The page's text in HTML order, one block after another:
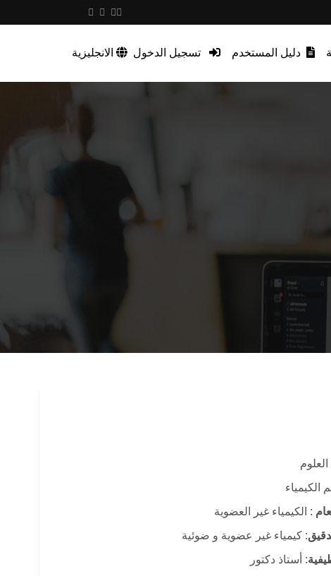
دليل المستخدم تسجيل الدخول الانجليزية
الكيمياء
: الكيمياء غير العضوية
: كيمياء غير عضوية و ضوئية
: أستاذ دكتور